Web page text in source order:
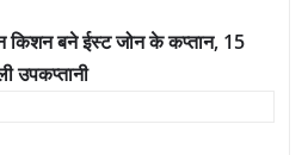
किशन बने ईस्ट जोन के कप्तान, 15
उपकप्तानी